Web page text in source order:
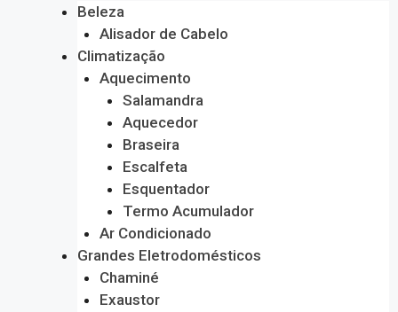
Beleza
Alisador de Cabelo
Climatização
Aquecimento
Salamandra
Aquecedor
Braseira
Escalfeta
Esquentador
Termo Acumulador
Ar Condicionado
Grandes Eletrodomésticos
Chaminé
Exaustor